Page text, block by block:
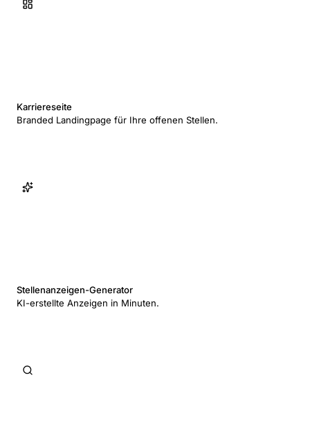
Karriereseite
Branded Landingpage für Ihre offenen Stellen.
Stellenanzeigen-Generator
KI-erstellte Anzeigen in Minuten.